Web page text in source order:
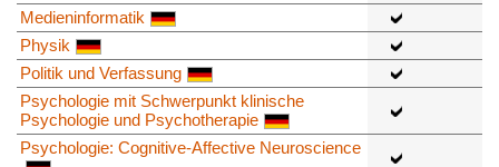
Medieninformatik
Physik
Politik und Verfassung
Psychologie mit Schwerpunkt klinische
Psychologie und Psychotherapie
Psychologie: Cognitive-Affective Neuroscience